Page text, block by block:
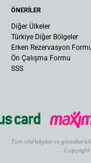
ÖNERİLER
Diğer Ülkeler
Türkiye Diğer Bölgeler
Erken Rezervasyon
Ön Çalışma Formu
SSS
Tüm otel bilgileri ve görselleri
Copyright